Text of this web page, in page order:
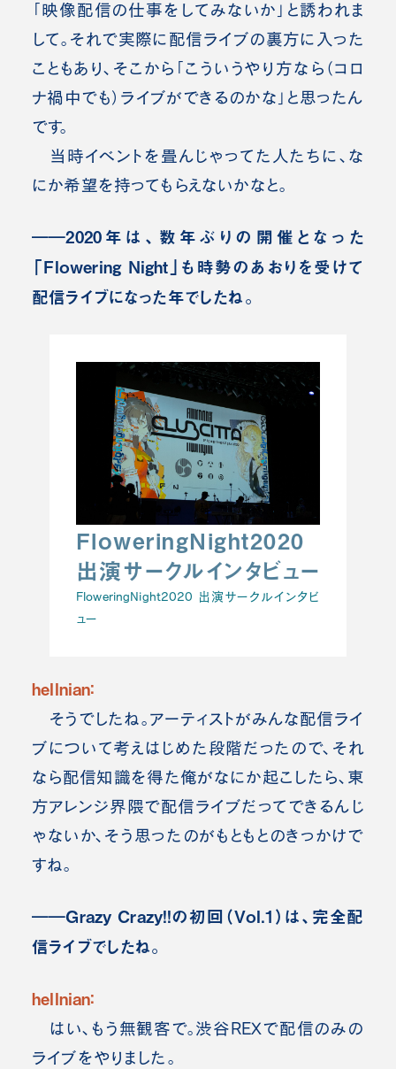
「映像配信の仕事をしてみないか」と誘われま
して。それで実際に配信ライブの裏方に入った
こともあり、そこから「こういうやり方なら（コロ
ナ禍中でも）ライブができるのかな」と思ったん
です。
当時イベントを畳んじゃってた人たちに、な
にか希望を持ってもらえないかなと。
――2020年は、数年ぶりの開催となった
「Flowering Night」も時勢のあおりを受けて
配信ライブになった年でしたね。
FloweringNight2020
出演サークルインタビュー
FloweringNight2020 出演サークルインタビ
ュー
hellnian：
そうでしたね。アーティストがみんな配信ライ
ブについて考えはじめた段階だったので、それ
なら配信知識を得た俺がなにか起こしたら、東
方アレンジ界隈で配信ライブだってできるんじ
ゃないか、そう思ったのがもともとのきっかけで
すね。
――Grazy Crazy!!の初回（Vol.1）は、完全配
信ライブでしたね。
hellnian：
はい、もう無観客で。渋谷REXで配信のみの
ライブをやりました。